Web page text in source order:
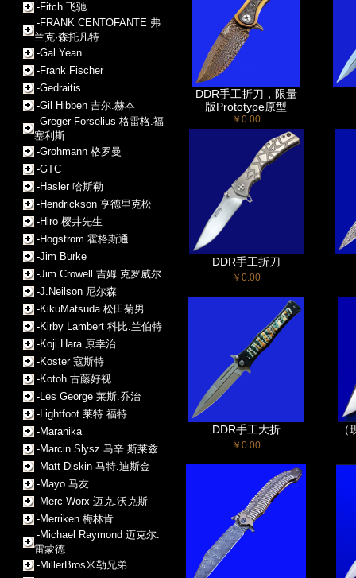
-Fitch 飞驰
-FRANK CENTOFANTE 弗
兰克·森托凡特
-Gal Yean
-Frank Fischer
-Gedraitis
-Gil Hibben 吉尔.赫本
-Greger Forselius 格雷格.福
塞利斯
-Grohmann 格罗曼
-GTC
-Hasler 哈斯勒
-Hendrickson 亨德里克松
-Hiro 樱井先生
-Hogstrom 霍格斯通
-Jim Burke
-Jim Crowell 吉姆.克罗威尔
-J.Neilson 尼尔森
-KikuMatsuda 松田菊男
-Kirby Lambert 科比.兰伯特
-Koji Hara 原幸治
-Koster 寇斯特
-Kotoh 古藤好视
-Les George 莱斯.乔治
-Lightfoot 莱特.福特
-Maranika
-Marcin Slysz 马辛.斯莱兹
-Matt Diskin 马特.迪斯金
-Mayo 马友
-Merc Worx 迈克.沃克斯
-Merriken 梅林肯
-Michael Raymond 迈克尔.
雷蒙德
-MillerBros米勒兄弟
DDR手工折刀，限量
版Prototype原型
￥0.00
DDR手工折刀
￥0.00
DDR手工大折
￥0.00